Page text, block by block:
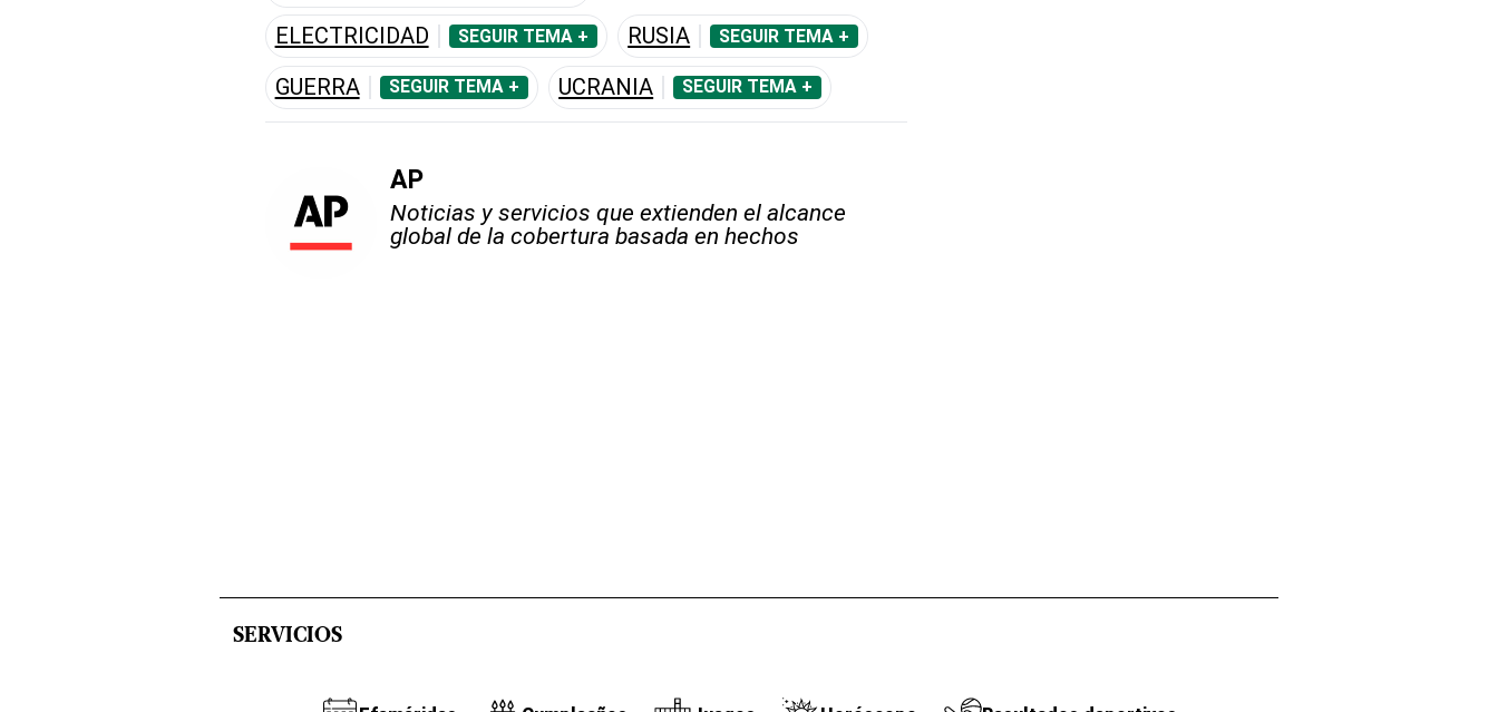
ELECTRICIDAD SEGUIR TEMA + RUSIA SEGUIR TEMA +
GUERRA SEGUIR TEMA + UCRANIA SEGUIR TEMA +
AP
Noticias y servicios que extienden el alcance
global de la cobertura basada en hechos
SERVICIOS